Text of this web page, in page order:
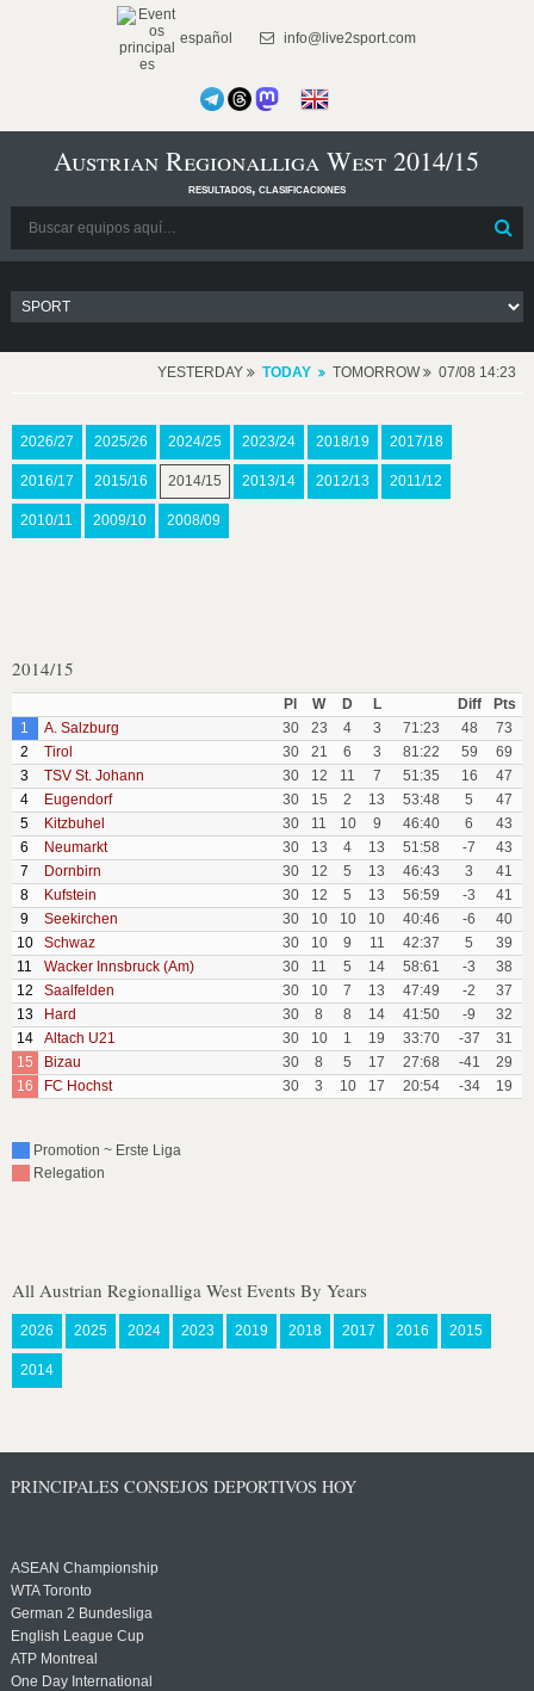
español info@live2sport.com
Austrian Regionalliga West 2014/15
resultados, clasificaciones
YESTERDAY TODAY TOMORROW 07/08 14:23
2026/27 2025/26 2024/25 2023/24 2018/19 2017/18
2016/17 2015/16 2014/15 2013/14 2012/13 2011/12
2010/11 2009/10 2008/09
2014/15
Pl W D L Diff
Pts
1
A. Salzburg 30 23 4 3 71:23 48
73
2
Tirol 30 21 6 3 81:22 59
69
3
TSV St. Johann 30 12 11 7 51:35 16
47
4
Eugendorf 30 15 2 13 53:48 5
47
5
Kitzbuhel 30 11 10 9 46:40 6
43
6
Neumarkt 30 13 4 13 51:58 -7
43
7
Dornbirn 30 12 5 13 46:43 3
41
8
Kufstein 30 12 5 13 56:59 -3
41
9
Seekirchen 30 10 10 10 40:46 -6
40
10
Schwaz 30 10 9 11 42:37 5
39
11
Wacker Innsbruck (Am) 30 11 5 14 58:61 -3
38
12
Saalfelden 30 10 7 13 47:49 -2
37
13
Hard 30 8 8 14 41:50 -9
32
14
Altach U21 30 10 1 19 33:70 -37
31
15
Bizau 30 8 5 17 27:68 -41
29
16
FC Hochst 30 3 10 17 20:54 -34 19
Promotion ~ Erste Liga
Relegation
All Austrian Regionalliga West Events By Years
2026 2025 2024 2023 2019 2018 2017 2016 2015
2014
PRINCIPALES CONSEJOS DEPORTIVOS HOY
ASEAN Championship
WTA Toronto
German 2 Bundesliga
English League Cup
ATP Montreal
One Day International